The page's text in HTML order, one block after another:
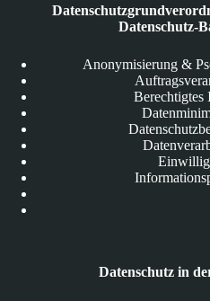
Datenschutz-
Anonymisierung &
Berechtigtes
Datenschutz in